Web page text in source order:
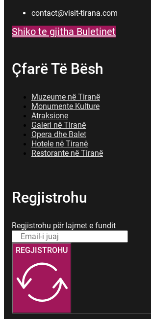
contact@visit-tirana.com
Shiko te gjitha Buletinet
Çfarë Të Bësh
Muzeume në Tiranë
Monumente Kulture
Atraksione
Galeri në Tiranë
Opera dhe Balet
Hotele në Tiranë
Restorante në Tiranë
Regjistrohu
Regjistrohu për lajmet e fundit
REGJISTROHU